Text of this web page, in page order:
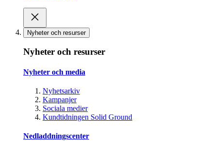
Nyheter och resurser
Nyheter och resurser
Nyheter och media
Nyhetsarkiv
Kampanjer
Sociala medier
Kundtidningen Solid Ground
Nedladdningscenter